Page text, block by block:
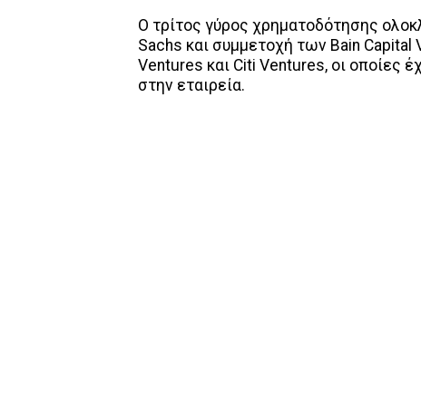
Ο τρίτος γύρος χρηματοδότησης
Sachs και συμμετοχή των Bain
Ventures και Citi Ventures, οι οποίες
στην εταιρεία.